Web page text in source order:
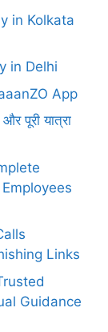
in Kolkata
in Delhi
App
पूरी यात्रा
Links
Guidance